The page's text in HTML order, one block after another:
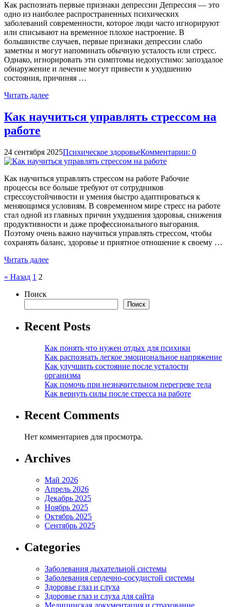
Как распознать первые признаки депрессии Депрессия — это
одно из наиболее распространенных психических
заболеваний современности, которое люди часто игнорируют
или списывают на временное плохое настроение. В
большинстве случаев, первые признаки депрессии слабо
заметны и могут напоминать обычную усталость или стресс.
Однако, игнорировать эти симптомы недопустимо: запоздалое
обнаружение и лечение могут привести к ухудшению
состояния, причиняя …
Читать далее
Как научиться управлять стрессом на
работе
24 сентября 2025Психическое здоровьеКомментарии: 0
Как научиться управлять стрессом на работе Рабочие
процессы все больше требуют от сотрудников
стрессоустойчивости и умения быстро адаптироваться к
меняющимся условиям. В современном мире стресс на работе
стал одной из главных причин ухудшения здоровья, снижения
продуктивности и даже профессионального выгорания.
Поэтому очень важно научиться управлять стрессом, чтобы
сохранять баланс, здоровье и приятное отношение к своему …
Читать далее
Пагинация
записей
« Назад 1 2
Поиск
Поиск
Recent Posts
Как понять что нужен отдых для психики
Как распознать легкое эмоциональное напряжение
Как улучшить состояние после усталости
организма
Как помочь при незначительном перегреве тела
Как вернуть силы после стресса на работе
Recent Comments
Нет комментариев для просмотра.
Archives
Май 2026
Апрель 2026
Декабрь 2025
Ноябрь 2025
Октябрь 2025
Сентябрь 2025
Categories
Заболевания дыхательной системы
Заболевания сердечно-сосудистой системы
Здоровье глаз и слуха
Здоровье глаз и слуха для сайта
Медицинская документация и страхование